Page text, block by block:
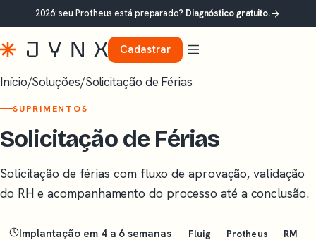
2026: seu Protheus está preparado? Diagnóstico gratuito.
Cadastrar
Início/Soluções/Solicitação de Férias
SUPRIMENTOS
Solicitação de Férias
Solicitação de férias com fluxo de aprovação, validação
do RH e acompanhamento do processo até a conclusão.
Implantação em 4 a 6 semanas Fluig Protheus RM